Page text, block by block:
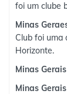
foi um clube
Minas
Club foi uma
Horizonte.
Minas
Minas